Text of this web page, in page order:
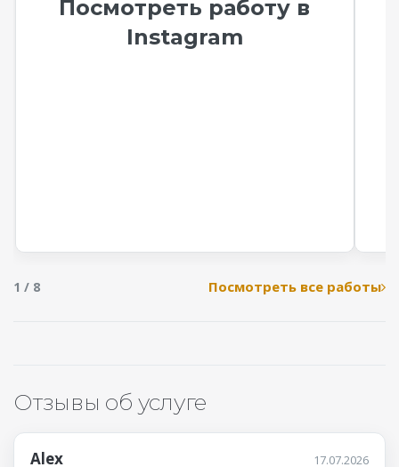
Посмотреть работу в
Instagram
1 / 8 Посмотреть все работы
Отзывы об услуге
Alex 17.07.2026